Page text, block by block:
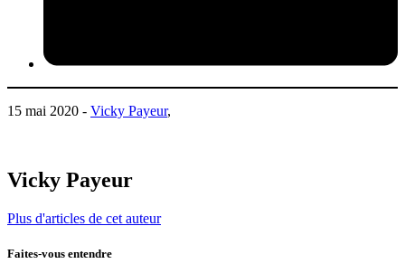
15 mai 2020 - Vicky Payeur,
Vicky Payeur
Plus d'articles de cet auteur
Faites-vous entendre